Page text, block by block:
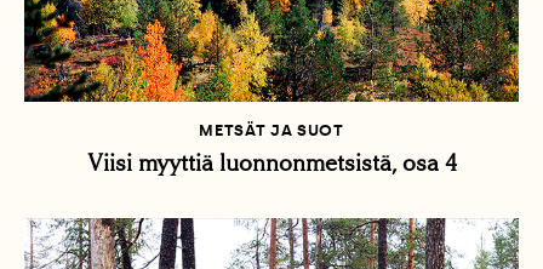
METSÄT JA SUOT
Viisi myyttiä luonnonmetsistä, osa 4